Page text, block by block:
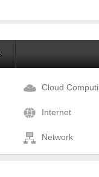
Cloud
Internet
Network